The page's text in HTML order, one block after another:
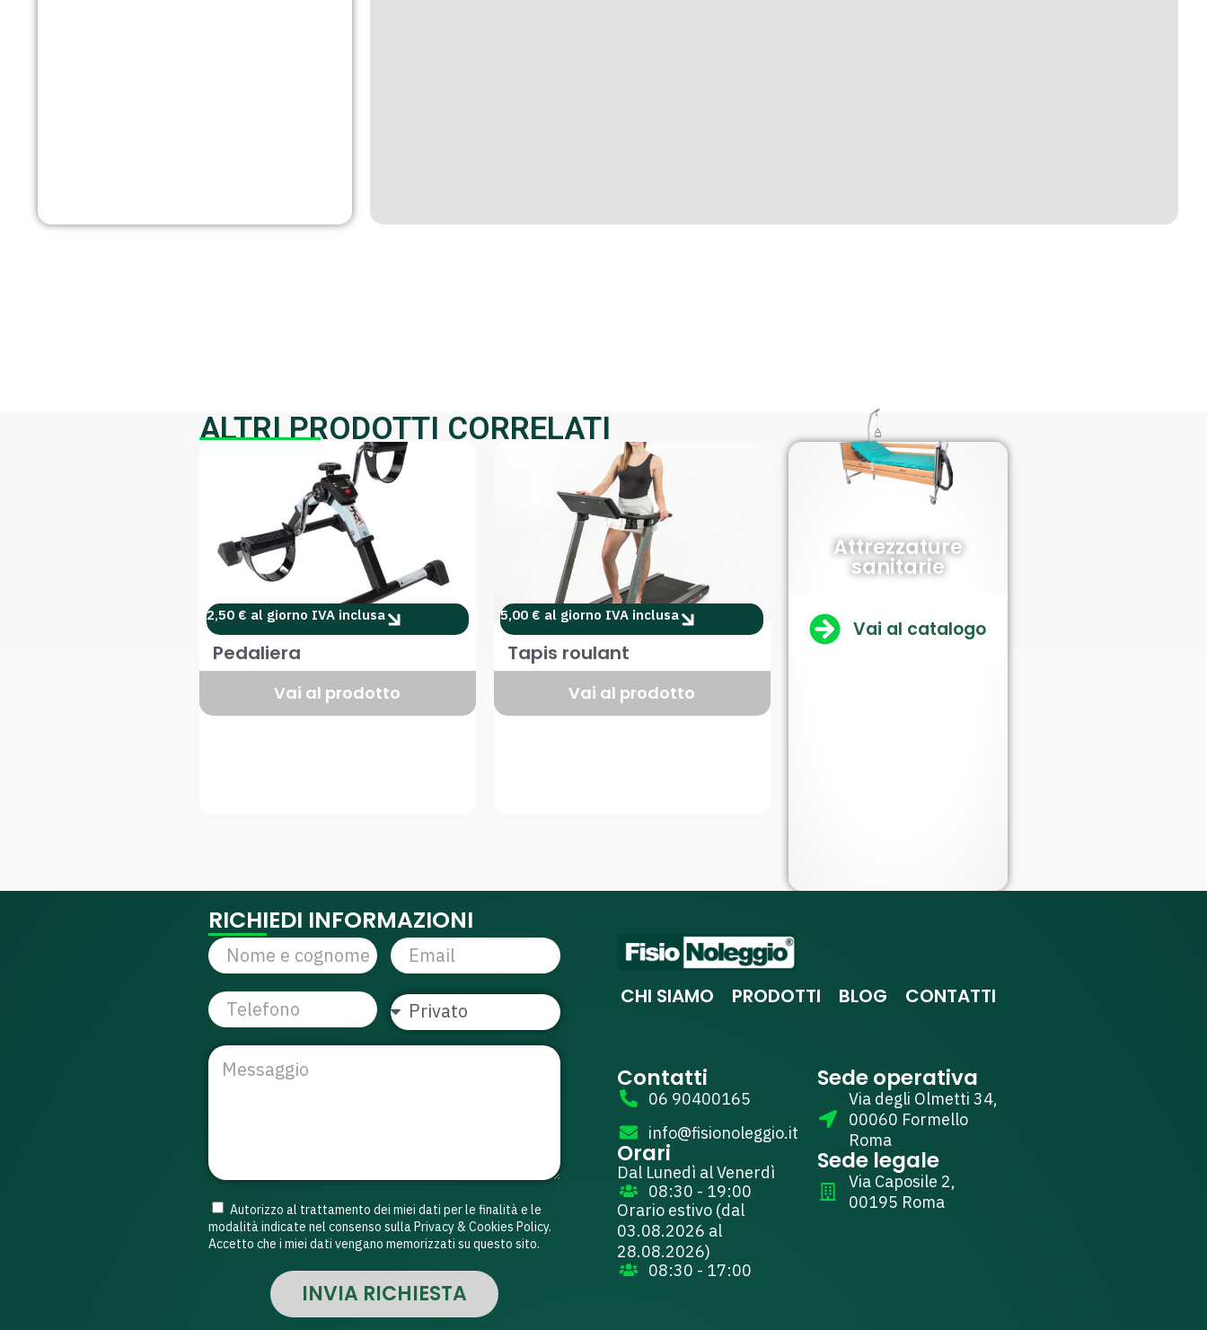
ALTRI PRODOTTI CORRELATI
2,50 € al giorno IVA inclusa
Pedaliera
Vai al prodotto
5,00 € al giorno IVA inclusa
Tapis roulant
Vai al prodotto
Attrezzature
sanitarie
Vai al catalogo
CHI SIAMO PRODOTTI BLOG CONTATTI
Sede operativa
Via degli Olmetti 34,
00060 Formello
Roma
Sede legale
Via Caposile 2,
00195 Roma
Contatti
06 90400165
info@fisionoleggio.it
Orari
Dal Lunedì al Venerdì
08:30 - 19:00
Orario estivo (dal
03.08.2026 al
28.08.2026)
08:30 - 17:00
RICHIEDI INFORMAZIONI
Autorizzo al trattamento dei miei dati per le finalità e le
modalità indicate nel consenso sulla Privacy & Cookies Policy.
Accetto che i miei dati vengano memorizzati su questo sito.
INVIA RICHIESTA